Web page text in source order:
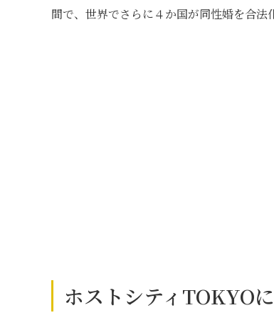
間で、世界でさらに４か国が同性婚を合法
ホストシティTOKYO